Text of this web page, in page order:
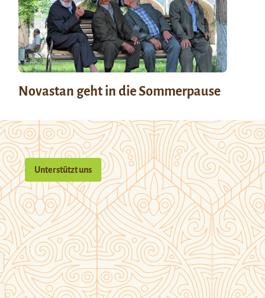
Novastan geht in die Sommerpause
Unterstützt uns